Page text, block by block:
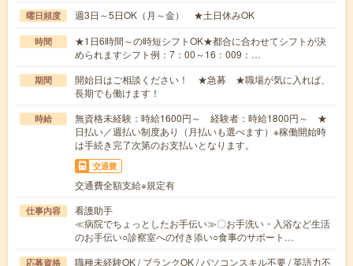
曜日頻度 週3日～5日OK（月～金） ★土日休みOK
時間
★1日6時間～の時短シフトOK★都合に合わせてシフトが決
められますシフト例：7：00～16：009：…
期間
開始日はご相談ください！ ★急募 ★職場が気に入れば、
長期でも働けます！
時給
無資格未経験：時給1600円～ 経験者：時給1800円～ ★
日払い／週払い制度あり（月払いも選べます）※稼働開始時
は手続き完了次第のお支払いとなります。
交通費
交通費全額支給※規定有
仕事内容
看護助手
≪病院でちょっとしたお手伝い≫〇お手洗い・入浴など生活
のお手伝い○診察室への付き添い○食事のサポート…
応募資格
職種未経験OK / ブランクOK / パソコンスキル不要 / 英語力不